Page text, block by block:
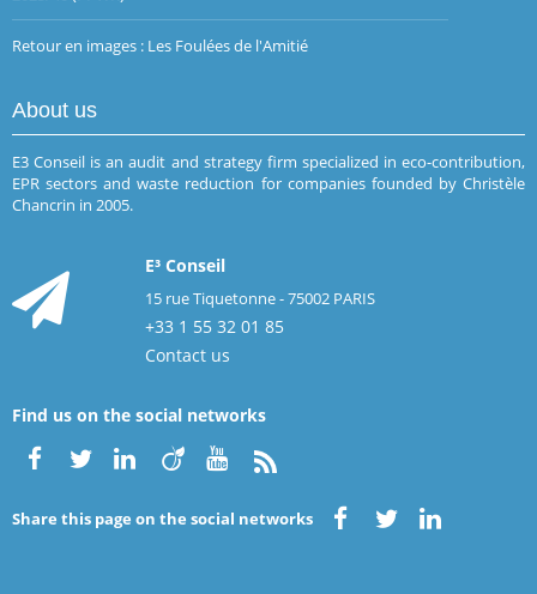
Retour en images : Les Foulées de l'Amitié
About us
E3 Conseil is an audit and strategy firm specialized in eco-contribution,
EPR sectors and waste reduction for companies founded by Christèle
Chancrin in 2005.
E³ Conseil
15 rue Tiquetonne - 75002 PARIS
+33 1 55 32 01 85
Contact us
Find us on the social networks
Share this page on the social networks